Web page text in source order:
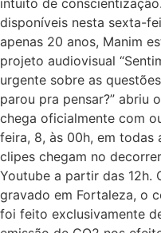
intuito de
disponíveis nesta sexta-
apenas 20 anos, Manim
projeto audiovisual
urgente sobre as
parou pra pensar?” abriu
chega oficialmente com
feira, 8, às 00h, em todas
clipes chegam no
Youtube a partir das 12h.
gravado em Fortaleza, o
foi feito exclusivamente